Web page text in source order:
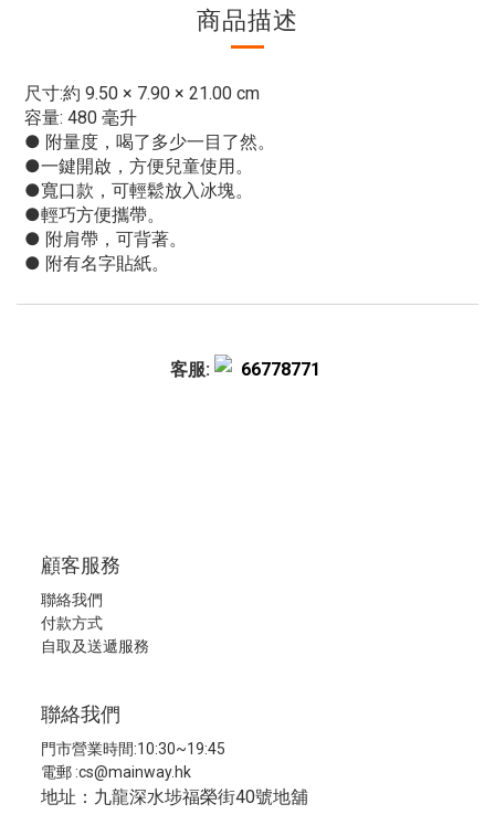
商品描述
尺寸:約 9.50 × 7.90 × 21.00 cm
容量: 480 毫升
● 附量度，喝了多少一目了然。
●一鍵開啟，方便兒童使用。
●寬口款，可輕鬆放入冰塊。
●輕巧方便攜帶。
● 附肩帶，可背著。
● 附有名字貼紙。
客服: 66778771
顧客服務
聯絡我們
付款方式
自取及送遞服務
聯絡我們
門市營業時間:10:30~19:45
電郵 :cs@mainway.hk
地址：九龍深水埗福榮街40號地舖